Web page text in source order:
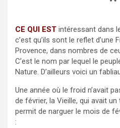
CE QUI EST intéressant dans
c’est qu’ils sont le reflet d’une
Provence, dans nombres de
C’est le nom par lequel le
Nature. D’ailleurs voici un
Une année où le froid n’avait
de février, la Vieille, qui avait
permit de narguer le mois de
: